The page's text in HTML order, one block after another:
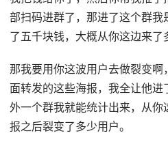
部扫码进群了，那进了这个群
了五千块钱，大概从你这边来了
那我要用你这波用户去做裂变啊
面转发的这些海报，我全让他进
外一个群我就能统计出来，从
报之后裂变了多少用户。